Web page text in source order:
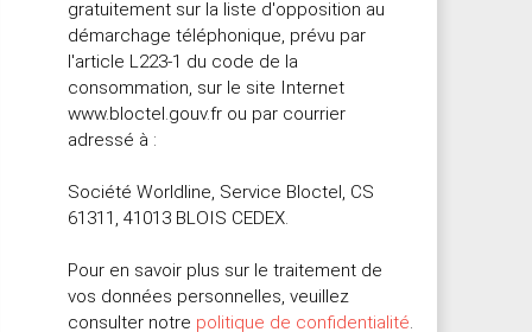
gratuitement sur la liste d'opposition au
démarchage téléphonique, prévu par
l'article L223-1 du code de la
consommation, sur le site Internet
www.bloctel.gouv.fr ou par courrier
adressé à :
Société Worldline, Service Bloctel, CS
61311, 41013 BLOIS CEDEX.
Pour en savoir plus sur le traitement de
vos données personnelles, veuillez
consulter notre politique de confidentialité.